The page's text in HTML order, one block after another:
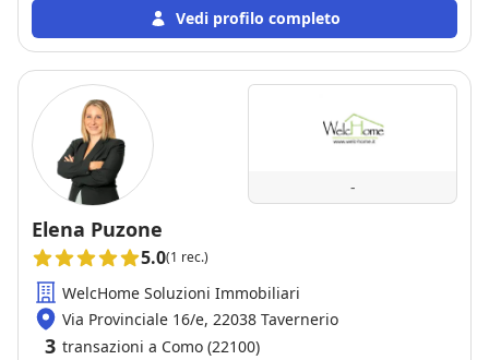
trovato l'acquirente giusto nei tempi che aveva
promesso. Consiglio vivamente Monica e la sua
perdere tempo e denaro.
Vedi profilo completo
-
Elena Puzone
5.0(1 rec.)
WelcHome Soluzioni Immobiliari
Via Provinciale 16/e, 22038 Tavernerio
3 transazioni a Como (22100)